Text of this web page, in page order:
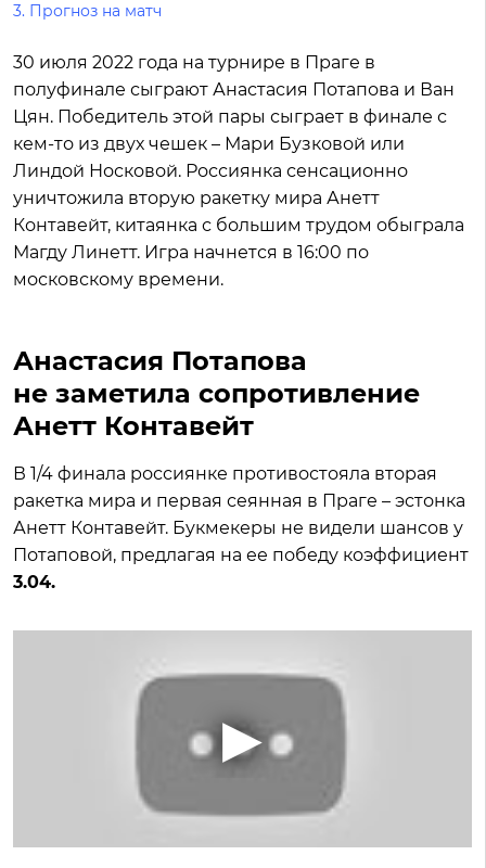
3. Прогноз на матч
30 июля 2022 года на турнире в Праге в
полуфинале сыграют Анастасия Потапова и Ван
Цян. Победитель этой пары сыграет в финале с
кем-то из двух чешек – Мари Бузковой или
Линдой Носковой. Россиянка сенсационно
уничтожила вторую ракетку мира Анетт
Контавейт, китаянка с большим трудом обыграла
Магду Линетт. Игра начнется в 16:00 по
московскому времени.
Анастасия Потапова
не заметила сопротивление
Анетт Контавейт
В 1/4 финала россиянке противостояла вторая
ракетка мира и первая сеянная в Праге – эстонка
Анетт Контавейт. Букмекеры не видели шансов у
Потаповой, предлагая на ее победу коэффициент
3.04.